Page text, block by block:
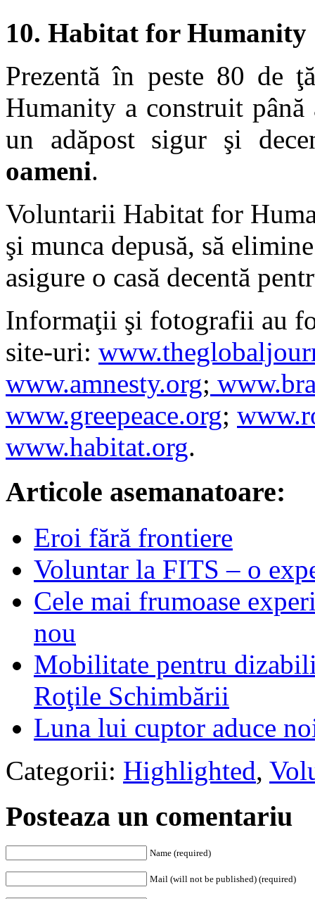
10. Habitat for Humanity
Prezentă în peste 80 de
Humanity a construit
un adăpost sigur şi
oameni.
Voluntarii Habitat for
şi munca depusă, să
asigure o casă decentă
Informaţii şi fotografii au
site-uri:
www.amnesty.org;
www.greepeace.org;
www.habitat.org.
Articole asemanatoare:
Eroi fără frontiere
Voluntar la FITS – o
Cele mai frumoase
nou
Mobilitate pentru
Roţile Schimbării
Luna lui cuptor aduce
Categorii: Highlighted,
Posteaza un comentariu
Name (required)
Mail (will not be published) (required)